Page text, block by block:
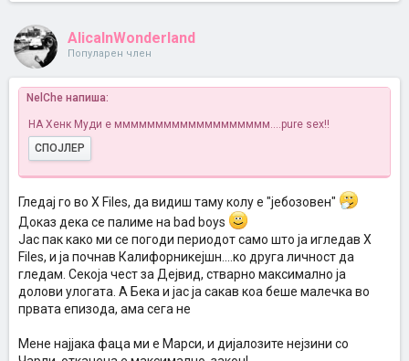
AlicaInWonderland
Популарен член
NelChe напиша:
НА Хенк Муди е ммммммммммммммммммм....pure sex!!
СПОЈЛЕР
Кликни за проширување...
Гледај го во X Files, да видиш таму колу е "јебозовен"
Доказ дека се палиме на bad boys
Јас пак како ми се погоди периодот само што ја игледав X
Files, и ја почнав Калифорникејшн....ко друга личност да
гледам. Секоја чест за Дејвид, стварно максимално ја
долови улогата. А Бека и јас ја сакав коа беше малечка во
првата епизода, ама сега не
Мене најјака фаца ми е Марси, и дијалозите нејзини со